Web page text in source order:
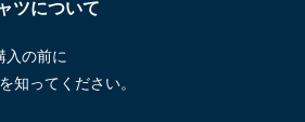
ツについて
入の前に
知ってください。